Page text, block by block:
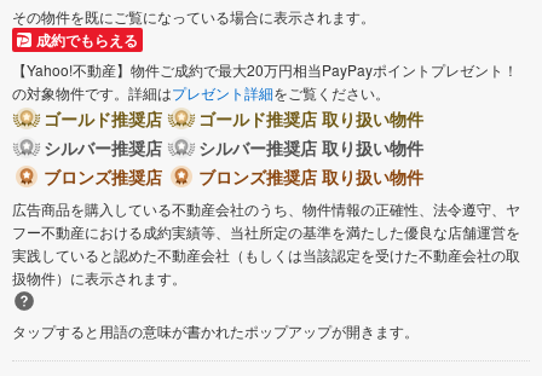
その物件を既にご覧になっている場合に表示されます。
成約でもらえる
【Yahoo!不動産】物件ご成約で最大20万円相当PayPayポイントプレゼント！
の対象物件です。詳細はプレゼント詳細をご覧ください。
ゴールド推奨店
ゴールド推奨店 取り扱い物件
シルバー推奨店
シルバー推奨店 取り扱い物件
ブロンズ推奨店
ブロンズ推奨店 取り扱い物件
広告商品を購入している不動産会社のうち、物件情報の正確性、法令遵守、ヤ
フー不動産における成約実績等、当社所定の基準を満たした優良な店舗運営を
実践していると認めた不動産会社（もしくは当該認定を受けた不動産会社の取
扱物件）に表示されます。
タップすると用語の意味が書かれたポップアップが開きます。